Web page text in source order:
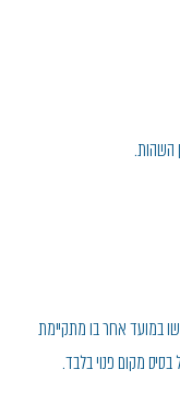
השהות.
במועד אחר בו מתקיימת
מקום פנוי בלבד.